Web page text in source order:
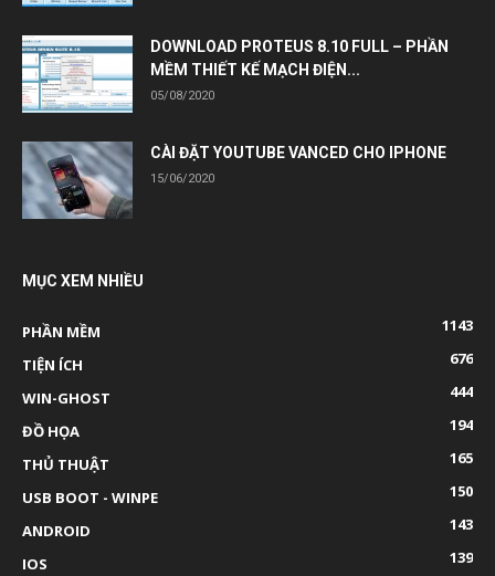
DOWNLOAD PROTEUS 8.10 FULL – PHẦN
MỀM THIẾT KẾ MẠCH ĐIỆN...
05/08/2020
CÀI ĐẶT YOUTUBE VANCED CHO IPHONE
15/06/2020
MỤC XEM NHIỀU
PHẦN MỀM
1143
TIỆN ÍCH
676
WIN-GHOST
444
ĐỒ HỌA
194
THỦ THUẬT
165
USB BOOT - WINPE
150
ANDROID
143
IOS
139